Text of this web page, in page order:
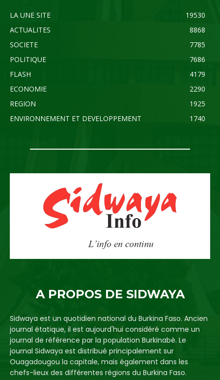
LA UNE SITE
19530
ACTUALITES
8868
SOCIETE
7785
POLITIQUE
7686
FLASH
4179
ECONOMIE
2290
REGION
1925
ENVIRONNEMENT ET DEVELOPPEMENT
1740
A PROPOS DE SIDWAYA
Sidwaya est un quotidien national du Burkina Faso. Ancien
journal étatique, il est aujourd'hui considéré comme un
journal de référence par la population Burkinabè. Le
journal Sidwaya est distribué principalement sur
Ouagadougou la capitale, mais également dans les
chefs-lieux des différentes régions du Burkina Faso.